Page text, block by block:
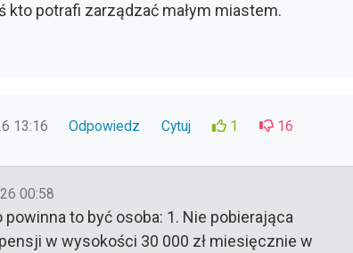
kto potrafi zarządzać małym miastem.
13:16 Odpowiedz Cytuj 1
16
00:58
powinna to być osoba: 1. Nie pobierająca
w wysokości 30 000 zł miesięcznie w